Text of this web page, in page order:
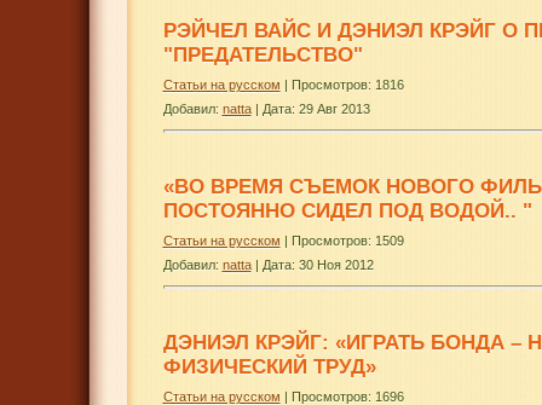
РЭЙЧЕЛ ВАЙС И ДЭНИЭЛ КРЭЙГ О
"ПРЕДАТЕЛЬСТВО"
Статьи на русском | Просмотров: 1816
Добавил: natta| Дата: 29 Авг 2013
«ВО ВРЕМЯ СЪЕМОК НОВОГО
ПОСТОЯННО СИДЕЛ ПОД ВОДОЙ.. "
Статьи на русском | Просмотров: 1509
Добавил: natta| Дата: 30 Ноя 2012
ДЭНИЭЛ КРЭЙГ: «ИГРАТЬ БОНДА –
ФИЗИЧЕСКИЙ ТРУД»
Статьи на русском | Просмотров: 1696